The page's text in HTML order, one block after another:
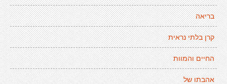
בריאה
קרן בלתי נראית
החיים והמוות
אהבתו של